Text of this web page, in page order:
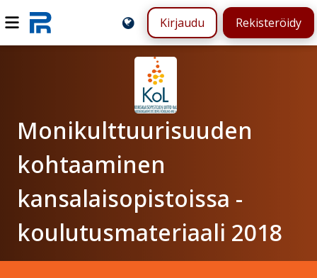
Kirjaudu Rekisteröidy
Monikulttuurisuuden
kohtaaminen
kansalaisopistoissa -
koulutusmateriaali 2018